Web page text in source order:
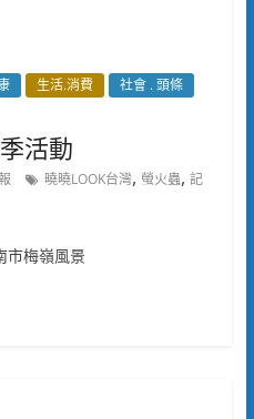
生活.消費
社會 . 頭條
活動
曉曉LOOK台灣, 螢火蟲, 記
市梅嶺風景